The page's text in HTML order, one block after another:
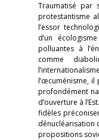
Traumatisé par
protestantisme
l’essor
d’un
polluantes à
comme
l’œcuménisme,
profondément
d’ouverture à
fidèles
dénucléarisation
propositions